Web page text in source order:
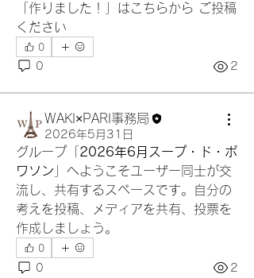
「作りました！」はこちらから ご投稿
ください
0
0 2
WAKI×PARI事務局
2026年5月31日
グループ「 2026年6月スープ・ド・ポ
ワソン 」へようこそユーザー同士が交
流し、共有するスペースです。自分の
考えを投稿、メディアを共有、投票を
作成しましょう。
0
0 2